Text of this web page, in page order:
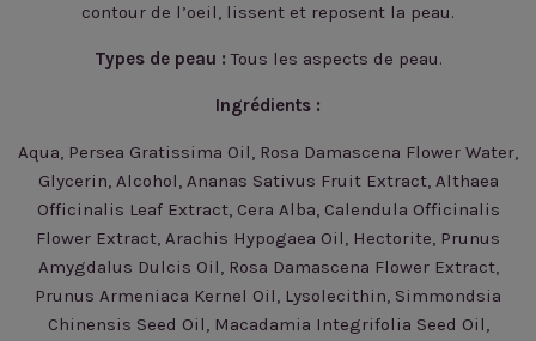
contour de l’oeil, lissent et reposent la peau.
Types de peau : Tous les aspects de peau.
Ingrédients :
Aqua, Persea Gratissima Oil, Rosa Damascena Flower Water,
Glycerin, Alcohol, Ananas Sativus Fruit Extract, Althaea
Officinalis Leaf Extract, Cera Alba, Calendula Officinalis
Flower Extract, Arachis Hypogaea Oil, Hectorite, Prunus
Amygdalus Dulcis Oil, Rosa Damascena Flower Extract,
Prunus Armeniaca Kernel Oil, Lysolecithin, Simmondsia
Chinensis Seed Oil, Macadamia Integrifolia Seed Oil,